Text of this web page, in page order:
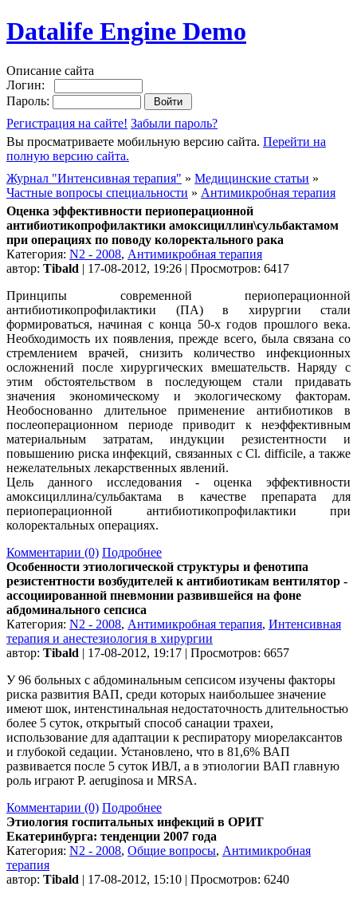
Datalife Engine Demo
Описание сайта
Логин:
Пароль:
Регистрация на сайте! Забыли пароль?
Вы просматриваете мобильную версию сайта. Перейти на
полную версию сайта.
Журнал "Интенсивная терапия" » Медицинские статьи »
Частные вопросы специальности » Антимикробная терапия
Оценка эффективности периоперационной
антибиотикопрофилактики амоксициллин\сульбактамом
при операциях по поводу колоректального рака
Категория: N2 - 2008, Антимикробная терапия
автор: Tibald | 17-08-2012, 19:26 | Просмотров: 6417
Принципы современной периоперационной
антибиотикопрофилактики (ПА) в хирургии стали
формироваться, начиная с конца 50-х годов прошлого века.
Необходимость их появления, прежде всего, была связана со
стремлением врачей, снизить количество инфекционных
осложнений после хирургических вмешательств. Наряду с
этим обстоятельством в последующем стали придавать
значения экономическому и экологическому факторам.
Необоснованно длительное применение антибиотиков в
послеоперационном периоде приводит к неэффективным
материальным затратам, индукции резистентности и
повышению риска инфекций, связанных с Cl. difficile, а также
нежелательных лекарственных явлений.
Цель данного исследования - оценка эффективности
амоксициллина/сульбактама в качестве препарата для
периоперационной антибиотикопрофилактики при
колоректальных операциях.
Комментарии (0) Подробнее
Особенности этиологической структуры и фенотипа
резистентности возбудителей к антибиотикам вентилятор -
ассоциированной пневмонии развившейся на фоне
абдоминального сепсиса
Категория: N2 - 2008, Антимикробная терапия, Интенсивная
терапия и анестезиология в хирургии
автор: Tibald | 17-08-2012, 19:17 | Просмотров: 6657
У 96 больных с абдоминальным сепсисом изучены факторы
риска развития ВАП, среди которых наибольшее значение
имеют шок, интенстинальная недостаточность длительностью
более 5 суток, открытый способ санации трахеи,
использование для адаптации к респиратору миорелаксантов
и глубокой седации. Установлено, что в 81,6% ВАП
развивается после 5 суток ИВЛ, а в этиологии ВАП главную
роль играют P. aeruginosa и MRSA.
Комментарии (0) Подробнее
Этиология госпитальных инфекций в ОРИТ
Екатеринбурга: тенденции 2007 года
Категория: N2 - 2008, Общие вопросы, Антимикробная
терапия
автор: Tibald | 17-08-2012, 15:10 | Просмотров: 6240